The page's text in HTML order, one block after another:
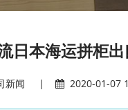
日本海运拼柜
新闻 | 2020-01-07